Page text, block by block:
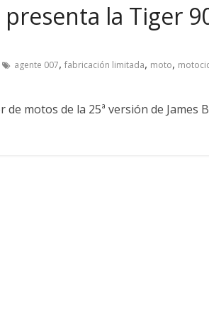
la Tiger
agente 007, fabricación limitada, moto,
motos de la 25ª versión de James